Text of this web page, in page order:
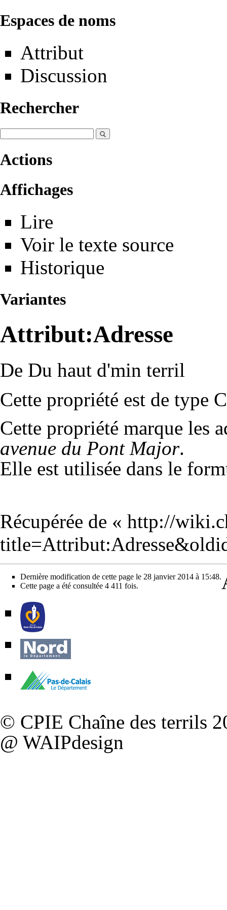
Espaces de noms
Attribut
Discussion
Rechercher
Actions
Affichages
Lire
Voir le texte source
Historique
Variantes
Attribut:Adresse
De Du haut d'min terril
Cette propriété est de type
Cette propriété marque les
avenue du Pont Major.
Elle est utilisée dans le
Récupérée de « http://
Dernière modification de cette page le 28 janvier 2014 à 15:48.
Cette page a été consultée 4 411 fois.
© CPIE Chaîne des terrils
@ WAIPdesign